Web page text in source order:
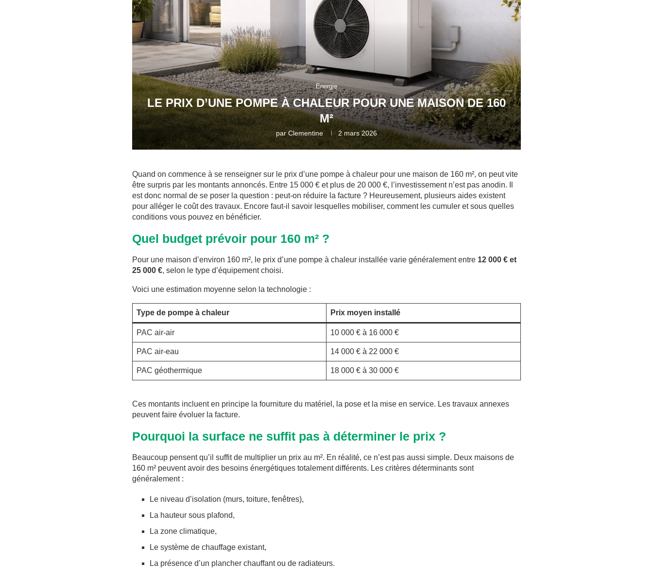
Énergie
LE PRIX D’UNE POMPE À CHALEUR POUR UNE MAISON DE 160
M²
par Clementine 2 mars 2026
Quand on commence à se renseigner sur le prix d’une pompe à chaleur pour une maison de 160 m², on peut vite
être surpris par les montants annoncés. Entre 15 000 € et plus de 20 000 €, l’investissement n’est pas anodin. Il
est donc normal de se poser la question : peut-on réduire la facture ? Heureusement, plusieurs aides existent
pour alléger le coût des travaux. Encore faut-il savoir lesquelles mobiliser, comment les cumuler et sous quelles
conditions vous pouvez en bénéficier.
Quel budget prévoir pour 160 m² ?
Pour une maison d’environ 160 m², le prix d’une pompe à chaleur installée varie généralement entre 12 000 € et
25 000 €, selon le type d’équipement choisi.
Voici une estimation moyenne selon la technologie :
Type de pompe à chaleur Prix moyen installé
PAC air-air 10 000 € à 16 000 €
PAC air-eau 14 000 € à 22 000 €
PAC géothermique 18 000 € à 30 000 €
Ces montants incluent en principe la fourniture du matériel, la pose et la mise en service. Les travaux annexes
peuvent faire évoluer la facture.
Pourquoi la surface ne suffit pas à déterminer le prix ?
Beaucoup pensent qu’il suffit de multiplier un prix au m². En réalité, ce n’est pas aussi simple. Deux maisons de
160 m² peuvent avoir des besoins énergétiques totalement différents. Les critères déterminants sont
généralement :
Le niveau d’isolation (murs, toiture, fenêtres),
La hauteur sous plafond,
La zone climatique,
Le système de chauffage existant,
La présence d’un plancher chauffant ou de radiateurs.